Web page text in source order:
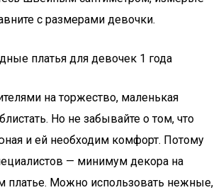
с размерами девочки.
платья для девочек 1 года
на торжество, маленькая
Но не забывайте о том, что
и ей необходим комфорт. Потому
— минимум декора на
платье. Можно использовать нежные,